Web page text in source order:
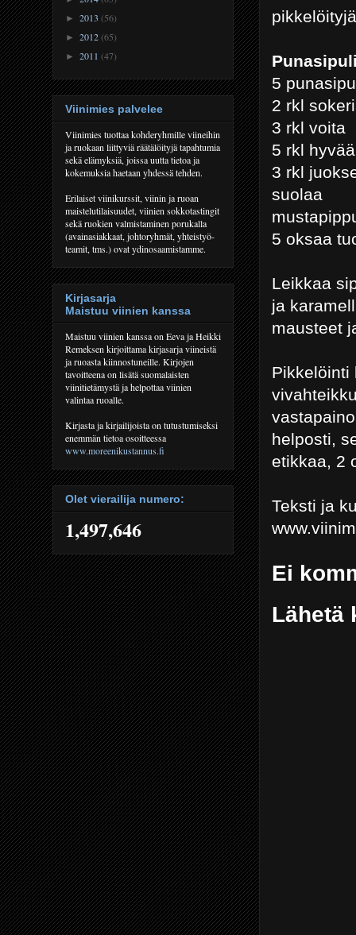
5
2 rkl
3 rkl voita
5 rkl
3 rkl
suolaa
5 oksaa
Leikkaa
ja
mausteet
Pikkelöinti
helposti,
etikkaa, 2
Teksti ja
Ei
Lähetä
► 2013 (56)
► 2012(65)
► 2011 (47)
Viinimies palvelee
Viinimies tuottaa kohderyhmille viineihin
ja ruokaan liittyviä räätälöityjä tapahtumia
sekä elämyksiä, joissa uutta tietoa ja
kokemuksia haetaan yhdessä tehden.
Erilaiset viinikurssit, viinin ja ruoan
maistelutilaisuudet, viinien sokkotastingit
sekä ruokien valmistaminen porukalla
(avainasiakkaat, johtoryhmät, yhteistyö-
teamit, tms.) ovat ydinosaamistamme.
Kirjasarja
Maistuu viinien kanssa
Maistuu viinien kanssa on Eeva ja Heikki
Remeksen kirjoittama kirjasarja viineistä
ja ruoasta kiinnostuneille. Kirjojen
tavoitteena on lisätä suomalaisten
viinitietämystä ja helpottaa viinien
valintaa ruoalle.
Kirjasta ja kirjailijoista on tutustumiseksi
enemmän tietoa osoitteessa
www.moreenikustannus.fi
Olet vierailija numero:
1,497,646